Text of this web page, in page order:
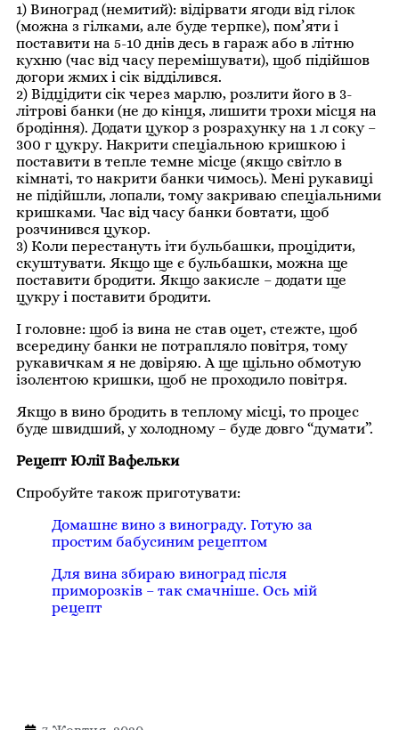
1) Виноград (немитий): відірвати ягоди від гілок
(можна з гілками, але буде терпке), пом’яти і
поставити на 5-10 днів десь в гараж або в літню
кухню (час від часу перемішувати), щоб підійшов
догори жмих і сік відділився.
2) Відцідити сік через марлю, розлити його в 3-
літрові банки (не до кінця, лишити трохи місця на
бродіння). Додати цукор з розрахунку на 1 л соку –
300 г цукру. Накрити спеціальною кришкою і
поставити в тепле темне місце (якщо світло в
кімнаті, то накрити банки чимось). Мені рукавиці
не підійшли, лопали, тому закриваю спеціальними
кришками. Час від часу банки бовтати, щоб
розчинився цукор.
3) Коли перестануть іти бульбашки, процідити,
скуштувати. Якщо ще є бульбашки, можна ще
поставити бродити. Якщо закисле – додати ще
цукру і поставити бродити.
І головне: щоб із вина не став оцет, стежте, щоб
всередину банки не потрапляло повітря, тому
рукавичкам я не довіряю. А ще щільно обмотую
ізолєнтою кришки, щоб не проходило повітря.
Якщо в вино бродить в теплому місці, то процес
буде швидший, у холодному – буде довго “думати”.
Рецепт Юлії Вафельки
Спробуйте також приготувати:
Домашнє вино з винограду. Готую за
простим бабусиним рецептом
Для вина збираю виноград після
приморозків – так смачніше. Ось мій
рецепт